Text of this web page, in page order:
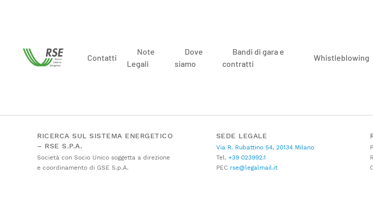
Contatti
Note
Legali
Dove
siamo
Bandi di gara e
contratti
Whistleblowing
RICERCA SUL SISTEMA ENERGETICO
– RSE S.P.A.
Società con Socio Unico soggetta a direzione
e coordinamento di GSE S.p.A.
SEDE LEGALE
Via R. Rubattino 54, 20134 Milano
Tel.+39 023992.1
PECrse@legalmail.it